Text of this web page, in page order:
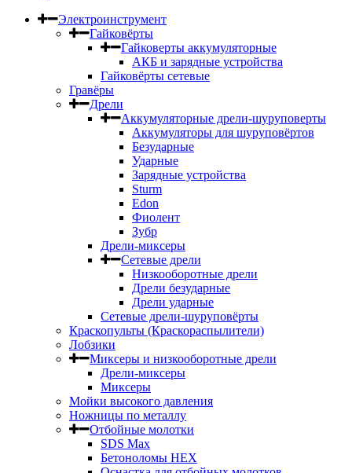
Электроинструмент
Гайковёрты
Гайковерты аккумуляторные
АКБ и зарядные устройства
Гайковёрты сетевые
Гравёры
Дрели
Аккумуляторные дрели-шуруповерты
Аккумуляторы для шуруповёртов
Безударные
Ударные
Зарядные устройства
Sturm
Edon
Фиолент
Зубр
Дрели-миксеры
Сетевые дрели
Низкооборотные дрели
Дрели безударные
Дрели ударные
Сетевые дрели-шуруповёрты
Краскопульты (Краскораспылители)
Лобзики
Миксеры и низкооборотные дрели
Дрели-миксеры
Миксеры
Мойки высокого давления
Ножницы по металлу
Отбойные молотки
SDS Max
Бетоноломы HEX